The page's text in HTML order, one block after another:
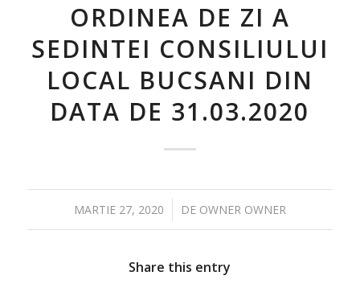
ORDINEA DE ZI A
SEDINTEI CONSILIULUI
LOCAL BUCSANI DIN
DATA DE 31.03.2020
MARTIE 27, 2020
/ DE OWNER OWNER
Share this entry